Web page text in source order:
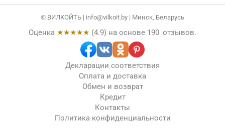
© ВИЛКОЙТЬ | info@vilkoit.by | Минск, Беларусь
Оценка ★★★★★ (4.9) на основе 190 отзывов.
Декларации соответствия
Оплата и доставка
Обмен и возврат
Кредит
Контакты
Политика конфиденциальности